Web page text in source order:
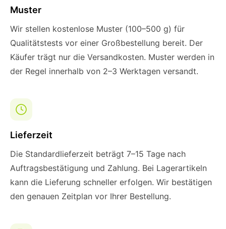
Muster
Wir stellen kostenlose Muster (100–500 g) für
Qualitätstests vor einer Großbestellung bereit. Der
Käufer trägt nur die Versandkosten. Muster werden in
der Regel innerhalb von 2–3 Werktagen versandt.
Lieferzeit
Die Standardlieferzeit beträgt 7–15 Tage nach
Auftragsbestätigung und Zahlung. Bei Lagerartikeln
kann die Lieferung schneller erfolgen. Wir bestätigen
den genauen Zeitplan vor Ihrer Bestellung.